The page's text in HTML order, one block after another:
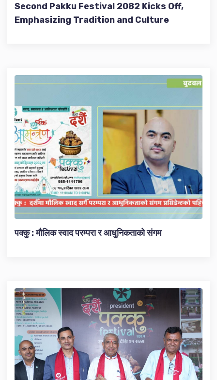
Second Pakku Festival 2082 Kicks Off,
Emphasizing Tradition and Culture
पक्कु : मौलिक स्वाद परम्परा र आधुनिकताको संगम